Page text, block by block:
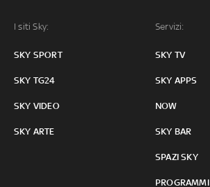
I siti Sky:
SKY SPORT
SKY TG24
SKY VIDEO
SKY ARTE
Servizi:
SKY TV
SKY APPS
NOW
SKY BAR
SPAZI SKY
PROGRAMMI